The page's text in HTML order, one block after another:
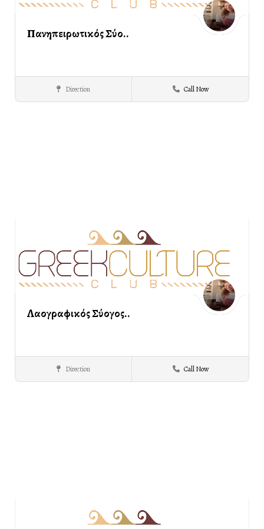
Πανηπειρωτικός Σύλλο..
Ηπειρωτών Direction Call Now
Λαογραφικός Σύλλογος..
Σαρακατσαναίων
Direction Call Now